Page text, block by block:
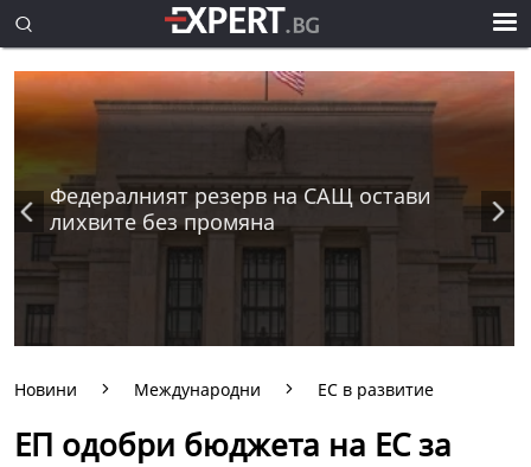
Федералният резерв на САЩ остави
лихвите без промяна
Новини Международни ЕС в развитие
ЕП одобри бюджета на ЕС за